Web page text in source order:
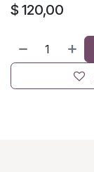
$ 120,00